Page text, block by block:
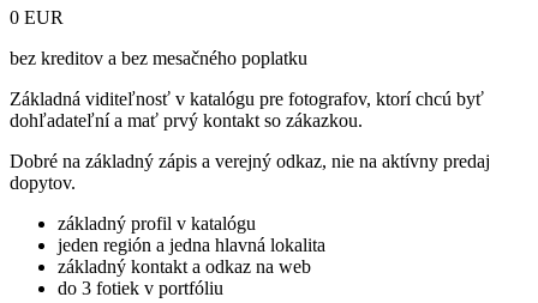
0 EUR
bez kreditov a bez mesačného poplatku
Základná viditeľnosť v katalógu pre fotografov, ktorí chcú byť
dohľadateľní a mať prvý kontakt so zákazkou.
Dobré na základný zápis a verejný odkaz, nie na aktívny predaj
dopytov.
základný profil v katalógu
jeden región a jedna hlavná lokalita
základný kontakt a odkaz na web
do 3 fotiek v portfóliu